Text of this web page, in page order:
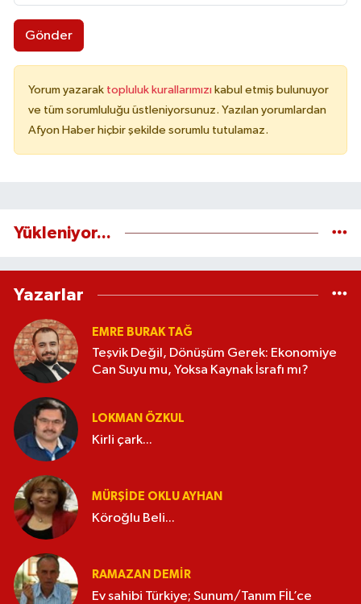
Gönder
Yorum yazarak topluluk kurallarımızı kabul etmiş bulunuyor
ve tüm sorumluluğu üstleniyorsunuz. Yazılan yorumlardan
Afyon Haber hiçbir şekilde sorumlu tutulamaz.
Yükleniyor...
Yazarlar
EMRE BURAK TAĞ
Teşvik Değil, Dönüşüm Gerek: Ekonomiye
Can Suyu mu, Yoksa Kaynak İsrafı mı?
LOKMAN ÖZKUL
Kirli çark...
MÜRŞIDE OKLU AYHAN
Köroğlu Beli...
RAMAZAN DEMİR
Ev sahibi Türkiye; Sunum/Tanım FİL’ce